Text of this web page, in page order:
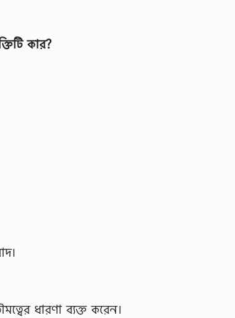
কার?
ধারণা ব্যক্ত করেন।